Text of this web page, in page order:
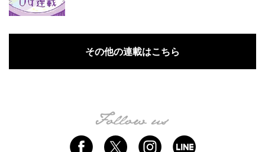
その他の連載はこちら